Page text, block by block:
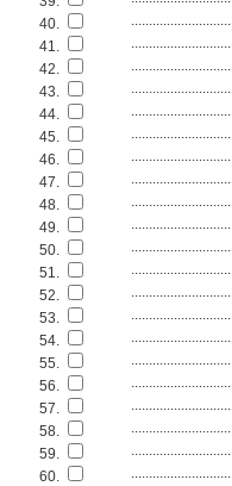
40.
............................
41.
............................
42.
............................
43.
............................
44.
............................
45.
............................
46.
............................
47.
............................
48.
............................
49.
............................
50.
............................
51.
............................
52.
............................
53.
............................
54.
............................
55.
............................
56.
............................
57.
............................
58.
............................
59.
............................
60.
............................